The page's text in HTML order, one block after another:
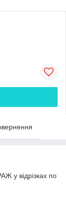
у відрізках по